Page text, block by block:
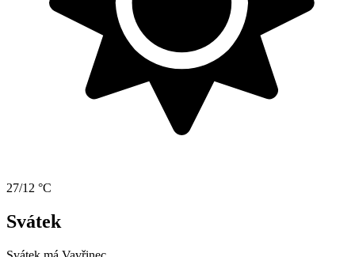
27/12 °C
Svátek